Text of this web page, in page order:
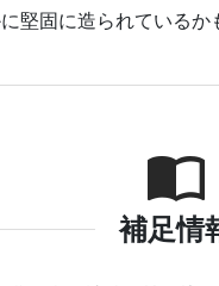
堅固に造られているか
補足情